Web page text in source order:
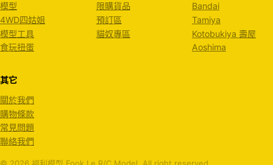
模型
4WD四姑姐
模型工具
食玩扭蛋
限購貨品
預訂區
貓奴專區
Bandai
Tamiya
Kotobukiya 壽屋
Aoshima
其它
關於我們
購物條款
常見問題
聯絡我們